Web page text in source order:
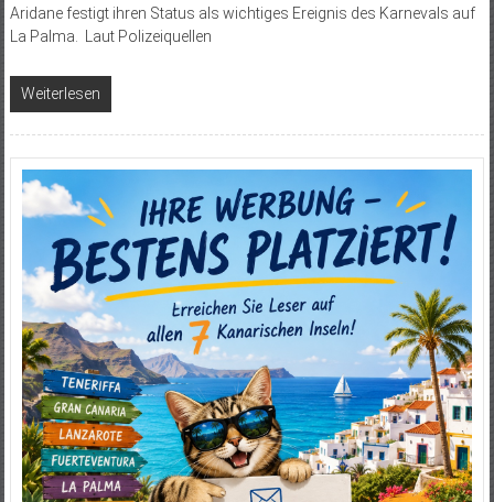
Aridane festigt ihren Status als wichtiges Ereignis des Karnevals auf
La Palma. Laut Polizeiquellen
Weiterlesen